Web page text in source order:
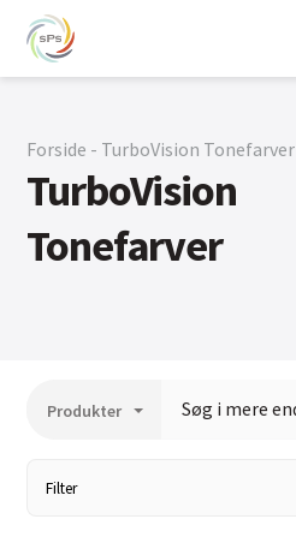
Forside - TurboVision Tonefarver
TurboVision
Tonefarver
Filter